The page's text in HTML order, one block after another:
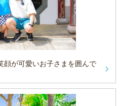
顔が可愛いお子さまを囲んで